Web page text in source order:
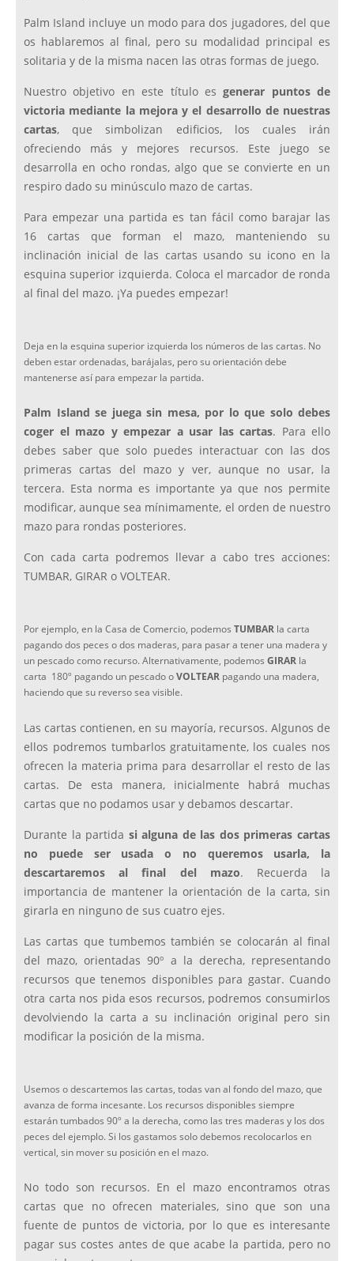
Palm Island incluye un modo para dos jugadores, del que
os hablaremos al final, pero su modalidad principal es
solitaria y de la misma nacen las otras formas de juego.
Nuestro objetivo en este título es generar puntos de
victoria mediante la mejora y el desarrollo de nuestras
cartas, que simbolizan edificios, los cuales irán
ofreciendo más y mejores recursos. Este juego se
desarrolla en ocho rondas, algo que se convierte en un
respiro dado su minúsculo mazo de cartas.
Para empezar una partida es tan fácil como barajar las
16 cartas que forman el mazo, manteniendo su
inclinación inicial de las cartas usando su icono en la
esquina superior izquierda. Coloca el marcador de ronda
al final del mazo. ¡Ya puedes empezar!
Deja en la esquina superior izquierda los números de las cartas. No
deben estar ordenadas, barájalas, pero su orientación debe
mantenerse así para empezar la partida.
Palm Island se juega sin mesa, por lo que solo debes
coger el mazo y empezar a usar las cartas. Para ello
debes saber que solo puedes interactuar con las dos
primeras cartas del mazo y ver, aunque no usar, la
tercera. Esta norma es importante ya que nos permite
modificar, aunque sea mínimamente, el orden de nuestro
mazo para rondas posteriores.
Con cada carta podremos llevar a cabo tres acciones:
TUMBAR, GIRAR o VOLTEAR.
Por ejemplo, en la Casa de Comercio, podemos TUMBAR la carta
pagando dos peces o dos maderas, para pasar a tener una madera y
un pescado como recurso. Alternativamente, podemos GIRAR la
carta 180º pagando un pescado oVOLTEAR pagando una madera,
haciendo que su reverso sea visible.
Las cartas contienen, en su mayoría, recursos. Algunos de
ellos podremos tumbarlos gratuitamente, los cuales nos
ofrecen la materia prima para desarrollar el resto de las
cartas. De esta manera, inicialmente habrá muchas
cartas que no podamos usar y debamos descartar.
Durante la partida si alguna de las dos primeras cartas
no puede ser usada o no queremos usarla, la
descartaremos al final del mazo. Recuerda la
importancia de mantener la orientación de la carta, sin
girarla en ninguno de sus cuatro ejes.
Las cartas que tumbemos también se colocarán al final
del mazo, orientadas 90º a la derecha, representando
recursos que tenemos disponibles para gastar. Cuando
otra carta nos pida esos recursos, podremos consumirlos
devolviendo la carta a su inclinación original pero sin
modificar la posición de la misma.
Usemos o descartemos las cartas, todas van al fondo del mazo, que
avanza de forma incesante. Los recursos disponibles siempre
estarán tumbados 90º a la derecha, como las tres maderas y los dos
peces del ejemplo. Si los gastamos solo debemos recolocarlos en
vertical, sin mover su posición en el mazo.
No todo son recursos. En el mazo encontramos otras
cartas que no ofrecen materiales, sino que son una
fuente de puntos de victoria, por lo que es interesante
pagar sus costes antes de que acabe la partida, pero no